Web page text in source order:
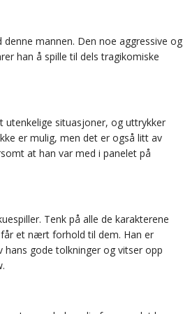
mannen. Den noe aggressive og
han å spille til dels tragikomiske
utenkelige situasjoner, og uttrykker
er mulig, men det er også litt av
at han var med i panelet på
Tenk på alle de karakterene
et nært forhold til dem. Han er
gode tolkninger og vitser opp